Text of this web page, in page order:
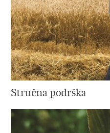
Stručna podrška